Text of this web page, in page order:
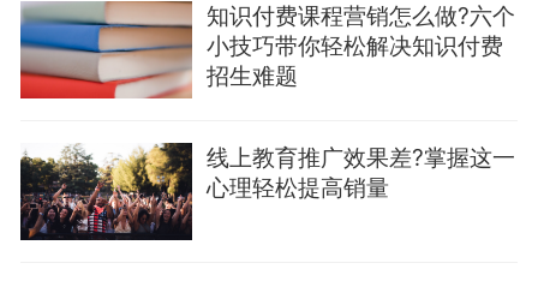
知识付费课程营销怎么做?六个
小技巧带你轻松解决知识付费
招生难题
线上教育推广效果差?掌握这一
心理轻松提高销量